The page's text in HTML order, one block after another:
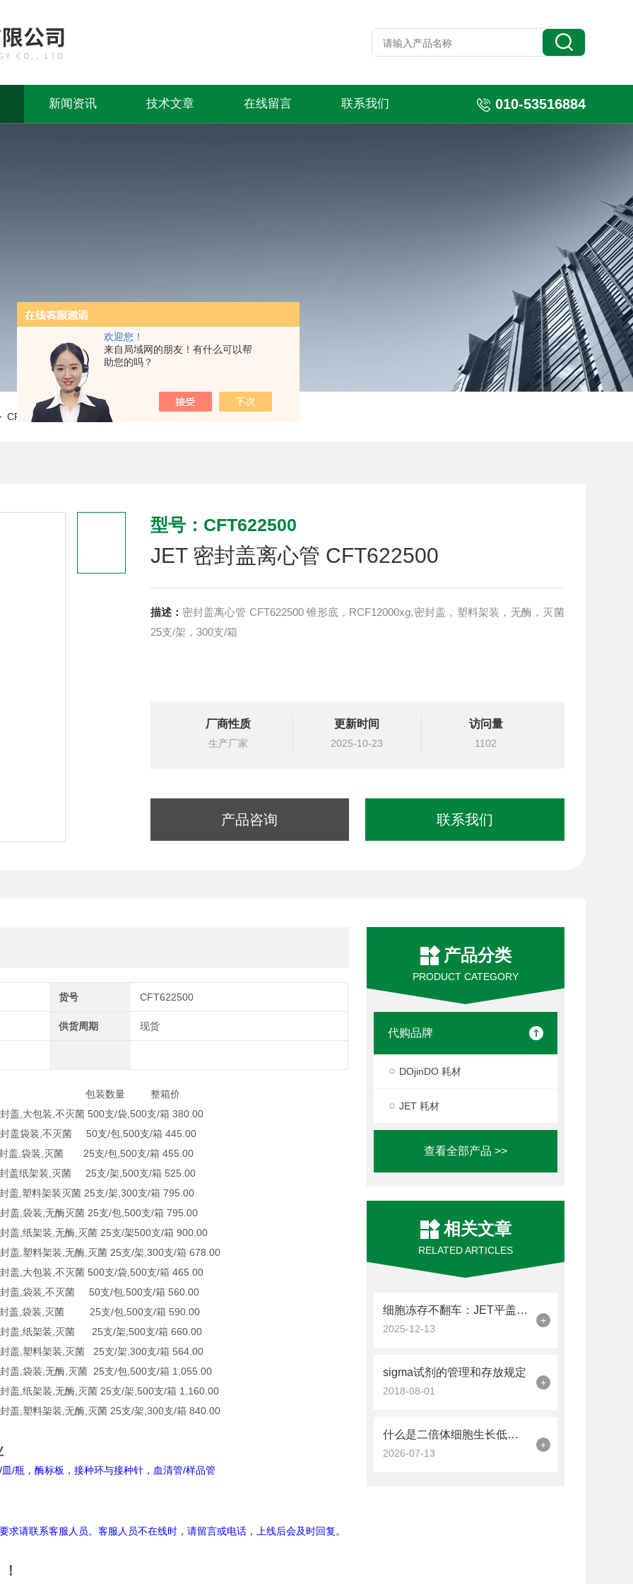
欢迎您！
来自局域网的朋友！有什么可以帮
助您的吗？
新闻资讯 技术文章 在线留言 联系我们 010-53516884
密封盖离心管 CFT622500
型号：CFT622500
JET 密封盖离心管 CFT622500
描述： 密封盖离心管 CFT622500 锥形底，RCF12000xg,密封盖，塑料架装，无酶，灭菌
25支/架，300支/箱
厂商性质
生产厂家
更新时间
2025-10-23
访问量
1102
产品咨询 联系我们
产品分类
PRODUCT CATEGORY
代购品牌
DOjinDO 耗材
JET 耗材
查看全部产品 >>
相关文章
RELATED ARTICLES
细胞冻存不翻车：JET平盖冻存管的加液量与密封操作技巧
2025-12-13
+
sigma试剂的管理和存放规定
2018-08-01
+
什么是二倍体细胞生长低血清培养基(SRM)?
2026-07-13
+
货号 CFT622500
供货周期 现货
包装数量 整箱价
盖,大包装,不灭菌 500支/袋,500支/箱 380.00
盖袋装,不灭菌 50支/包,500支/箱 445.00
封盖,袋装,灭菌 25支/包,500支/箱 455.00
盖纸架装,灭菌 25支/架,500支/箱 525.00
盖,塑料架装灭菌 25支/架,300支/箱 795.00
盖,袋装,无酶灭菌 25支/包,500支/箱 795.00
盖,纸架装,无酶,灭菌 25支/架500支/箱 900.00
盖,塑料架装,无酶,灭菌 25支/架,300支/箱 678.00
盖,大包装,不灭菌 500支/袋,500支/箱 465.00
盖,袋装,不灭菌 50支/包,500支/箱 560.00
封盖,袋装,灭菌 25支/包,500支/箱 590.00
封盖,纸架装,灭菌 25支/架,500支/箱 660.00
盖,塑料架装,灭菌 25支/架,300支/箱 564.00
盖,袋装,无酶,灭菌 25支/包,500支/箱 1,055.00
盖,纸架装,无酶,灭菌 25支/架,500支/箱 1,160.00
盖,塑料架装,无酶,灭菌 25支/架,300支/箱 840.00
/瓶，酶标板，接种环与接种针，血清管/样品管
请联系客服人员。客服人员不在线时，请留言或电话，上线后会及时回复。